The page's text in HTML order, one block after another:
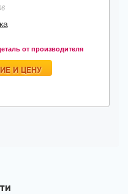
от производителя
И ЦЕНУ